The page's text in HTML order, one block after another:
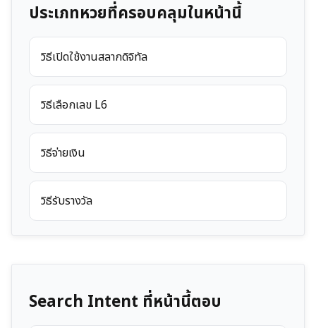
ประเภทหวยที่ครอบคลุมในหน้านี้
วิธีเปิดใช้งานสลากดิจิทัล
วิธีเลือกเลข L6
วิธีจ่ายเงิน
วิธีรับรางวัล
Search Intent ที่หน้านี้ตอบ